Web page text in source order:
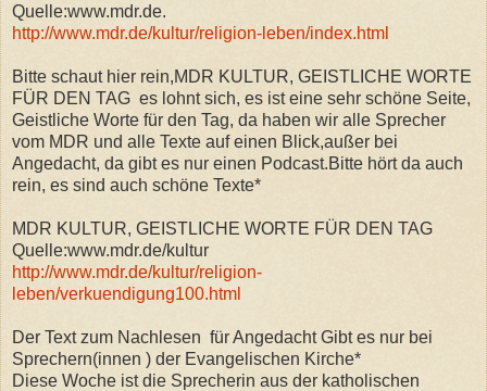
Quelle:www.mdr.de.
http://www.mdr.de/kultur/religion-leben/index.html
Bitte schaut hier rein,MDR KULTUR, GEISTLICHE WORTE
FÜR DEN TAG es lohnt sich, es ist eine sehr schöne Seite,
Geistliche Worte für den Tag, da haben wir alle Sprecher
vom MDR und alle Texte auf einen Blick,außer bei
Angedacht, da gibt es nur einen Podcast.Bitte hört da auch
rein, es sind auch schöne Texte*
MDR KULTUR, GEISTLICHE WORTE FÜR DEN TAG
Quelle:www.mdr.de/kultur
http://www.mdr.de/kultur/religion-
leben/verkuendigung100.html
Der Text zum Nachlesen für Angedacht Gibt es nur bei
Sprechern(innen ) der Evangelischen Kirche*
Diese Woche ist die Sprecherin aus der katholischen